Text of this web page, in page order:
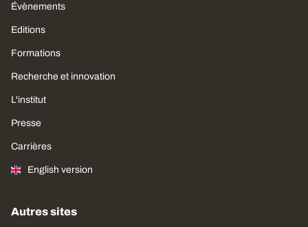
Évènements
Editions
Formations
Recherche et innovation
L'institut
Presse
Carrières
English version
Autres sites